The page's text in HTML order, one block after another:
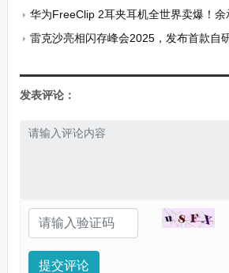
华为FreeClip 2耳夹耳机全世界卖爆！余承东：国内外供
雷克沙亮相闪存峰会2025，发布首款自研主控
发表评论：
提交评论